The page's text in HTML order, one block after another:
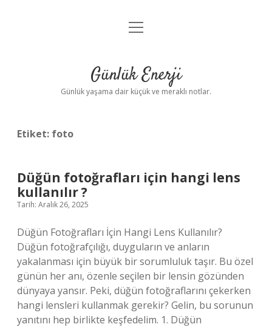
Anasayfa
Yasal Uyarı
menüyü
Günlük Enerji
Günlük yaşama dair küçük ve meraklı notlar.
Etiket: foto
Düğün fotoğrafları için hangi lens
kullanılır ?
Tarih: Aralık 26, 2025
Düğün Fotoğrafları İçin Hangi Lens Kullanılır?
Düğün fotoğrafçılığı, duyguların ve anların
yakalanması için büyük bir sorumluluk taşır. Bu özel
günün her anı, özenle seçilen bir lensin gözünden
dünyaya yansır. Peki, düğün fotoğraflarını çekerken
hangi lensleri kullanmak gerekir? Gelin, bu sorunun
yanıtını hep birlikte keşfedelim. 1. Düğün